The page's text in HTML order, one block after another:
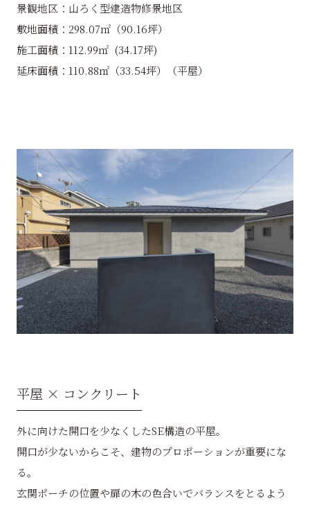
景観地区： 山ろく型建造物修景地区
敷地面積：298.07㎡（90.16坪）
施工面積：112.99㎡ (34.17坪)
延床面積：110.88㎡（33.54坪）（平屋）
平屋 × コンクリート
外に向けた開口を少なくしたSE構造の平屋。
開口が少ないからこそ、建物のプロポーションが重要にな
る。
玄関ポーチの位置や扉の木の色合いでバランスをとるよう